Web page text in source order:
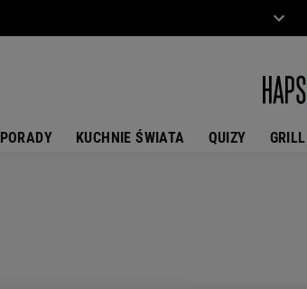
PORADY KUCHNIE ŚWIATA QUIZY GRILL